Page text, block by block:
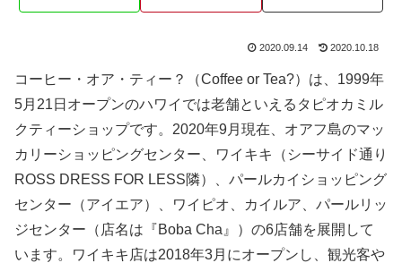
2020.09.14 2020.10.18
コーヒー・オア・ティー？（Coffee or Tea?）は、1999年
5月21日オープンのハワイでは老舗といえるタピオカミル
クティーショップです。2020年9月現在、オアフ島のマッ
カリーショッピングセンター、ワイキキ（シーサイド通り
ROSS DRESS FOR LESS隣）、パールカイショッピング
センター（アイエア）、ワイピオ、カイルア、パールリッ
ジセンター（店名は『Boba Cha』）の6店舗を展開して
います。ワイキキ店は2018年3月にオープンし、観光客や